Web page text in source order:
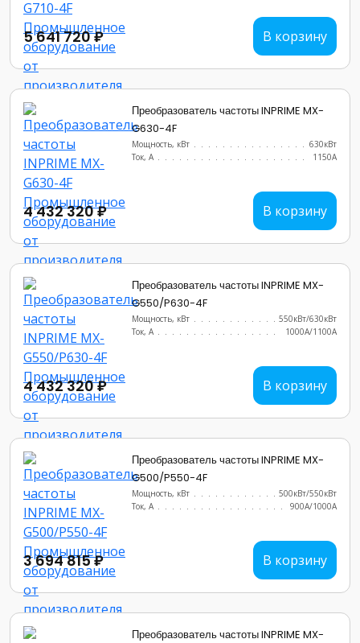
5 641 720 ₽ В корзину
Преобразователь частоты INPRIME MX-
G630-4F
Мощность, кВт
630кВт
Ток, А
1150A
4 432 320 ₽ В корзину
Преобразователь частоты INPRIME MX-
G550/P630-4F
Мощность, кВт
550кВт/630кВт
Ток, А
1000A/1100A
4 432 320 ₽ В корзину
Преобразователь частоты INPRIME MX-
G500/P550-4F
Мощность, кВт
500кВт/550кВт
Ток, А
900A/1000A
3 694 815 ₽ В корзину
Преобразователь частоты INPRIME MX-